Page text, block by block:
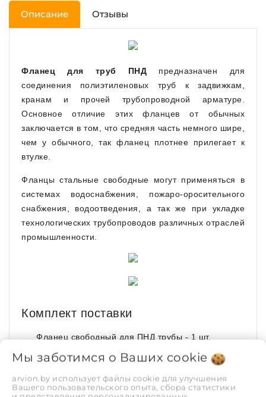
Описание Отзывы
Фланец для труб ПНД предназначен для
соединения полиэтиленовых труб к задвижкам,
кранам и прочей трубопроводной арматуре.
Основное отличие этих фланцев от обычных
заключается в том, что средняя часть немного шире,
чем у обычного, так фланец плотнее прилегает к
втулке.
Фланцы стальные свободные могут применяться в
системах водоснабжения, пожаро-оросительного
снабжения, водоотведения, а так же при укладке
технологических трубопроводов различных отраслей
промышленности.
Комплект поставки
Фланец свободный для ПНД трубы - 1 шт.
Мы заботимся о Ваших cookie
arvion.by использует файлы cookie для улучшения
Вашего пользовательского опыта, сбора статистики